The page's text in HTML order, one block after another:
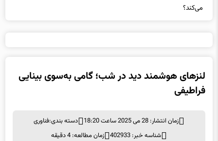
فراطیفی
شناسه خبر: 402933
زمان مطالعه: 4 دقیقه